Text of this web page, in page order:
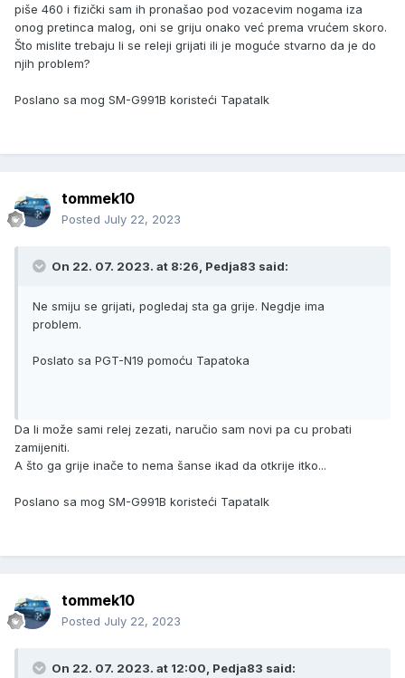
piše 460 i fizički sam ih pronašao pod vozacevim nogama iza
onog pretinca malog, oni se griju onako već prema vrućem skoro.
Što mislite trebaju li se releji grijati ili je moguće stvarno da je do
njih problem?
Poslano sa mog SM-G991B koristeći Tapatalk
tommek10
Posted July 22, 2023
On 22. 07. 2023. at 8:26, Pedja83 said:
Ne smiju se grijati, pogledaj sta ga grije. Negdje ima
problem.
Poslato sa PGT-N19 pomoću Tapatoka
Da li može sami relej zezati, naručio sam novi pa cu probati
zamijeniti.
A što ga grije inače to nema šanse ikad da otkrije itko...
Poslano sa mog SM-G991B koristeći Tapatalk
tommek10
Posted July 22, 2023
On 22. 07. 2023. at 12:00, Pedja83 said: